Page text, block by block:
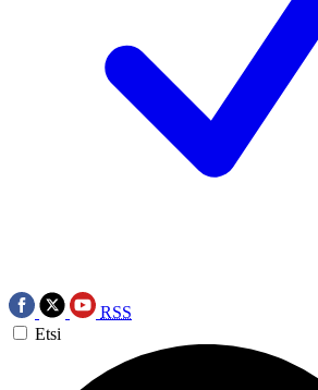
RSS
Etsi